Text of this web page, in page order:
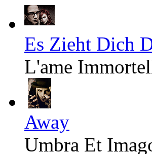
Es Zieht Dich
L'ame
Away
Umbra Et